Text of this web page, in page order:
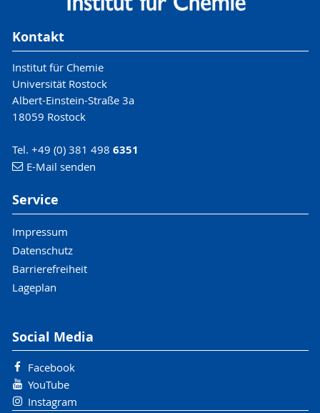
Kontakt
Institut für Chemie
Universität Rostock
Albert-Einstein-Straße 3a
18059 Rostock
Tel. +49 (0) 381 498 6351
E-Mail senden
Service
Impressum
Datenschutz
Barrierefreiheit
Lageplan
Social Media
Facebook
YouTube
Instagram